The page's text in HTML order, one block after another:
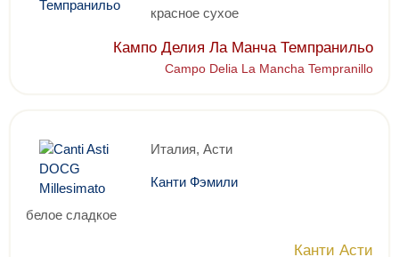
красное сухое
Кампо Делия Ла Манча Темпранильо
Campo Delia La Mancha Tempranillo
Италия, Асти
Канти Фэмили
белое сладкое
Канти Асти